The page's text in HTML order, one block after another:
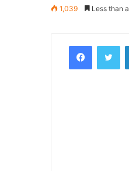
1,039 Less than